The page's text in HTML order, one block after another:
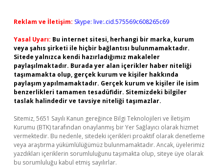
Reklam ve İletişim: Skype: live:.cid.575569c608265c69
Yasal Uyarı: Bu internet sitesi, herhangi bir marka, kurum
veya şahıs şirketi ile hiçbir bağlantısı bulunmamaktadır.
Sitede yalnızca kendi hazırladığımız makaleler
paylaşılmaktadır. Burada yer alan içerikler haber niteliği
taşımamakta olup, gerçek kurum ve kişiler hakkında
paylaşım yapılmamaktadır. Gerçek kurum ve kişiler ile isim
benzerlikleri tamamen tesadüfidir. Sitemizdeki bilgiler
taslak halindedir ve tavsiye niteliği taşımazlar.
Sitemiz, 5651 Sayılı Kanun gereğince Bilgi Teknolojileri ve İletişim
Kurumu (BTK) tarafından onaylanmış bir Yer Sağlayıcı olarak hizmet
vermektedir. Bu nedenle, sitedeki içerikleri proaktif olarak denetleme
veya araştırma yükümlülüğümüz bulunmamaktadır. Ancak, üyelerimiz
yazdıkları içeriklerin sorumluluğunu taşımakta olup, siteye üye olarak
bu sorumluluğu kabul etmiş sayılırlar.